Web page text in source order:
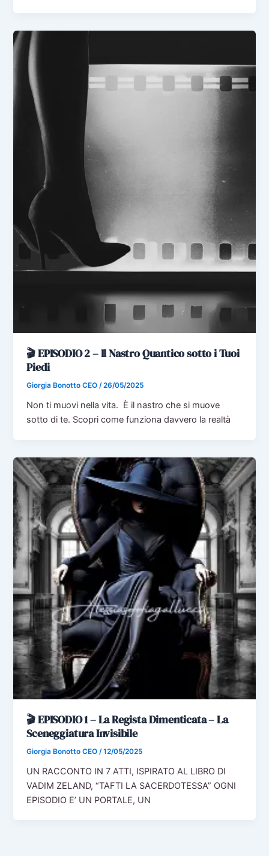
🎬 EPISODIO 2 – Il Nastro Quantico sotto i Tuoi
Piedi
Giorgia Bonotto CEO/26/05/2025
Non ti muovi nella vita. È il nastro che si muove
sotto di te. Scopri come funziona davvero la realtà
🎬 EPISODIO 1 – La Regista Dimenticata – La
Sceneggiatura Invisibile
Giorgia Bonotto CEO /12/05/2025
UN RACCONTO IN 7 ATTI, ISPIRATO AL LIBRO DI
VADIM ZELAND, “TAFTI LA SACERDOTESSA” OGNI
EPISODIO E’ UN PORTALE, UN